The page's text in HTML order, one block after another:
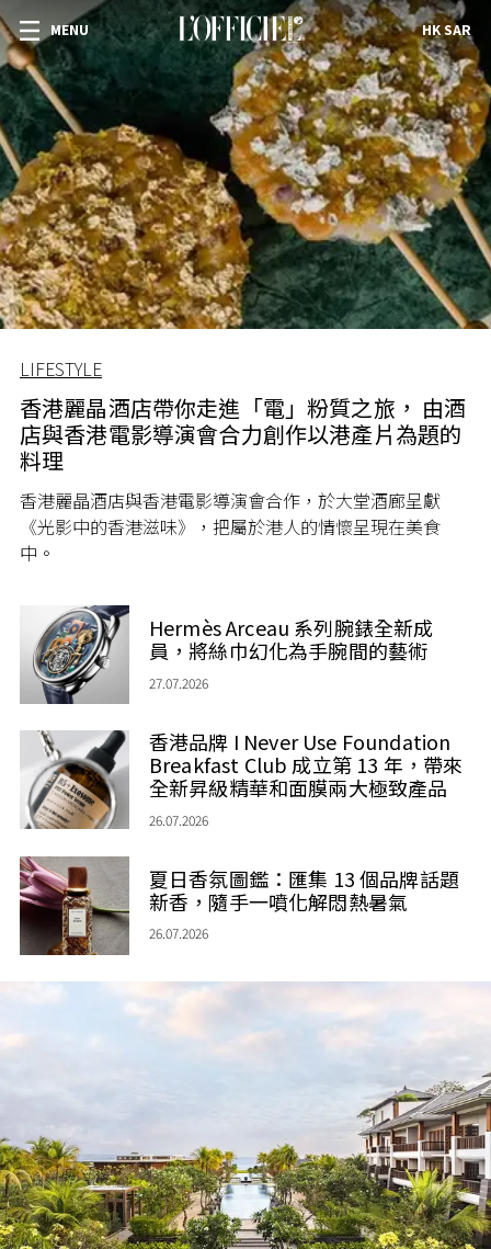
MENU HK SAR
LIFESTYLE
香港麗晶酒店帶你走進「電」粉質之旅， 由酒
店與香港電影導演會合力創作以港產片為題的
料理
香港麗晶酒店與香港電影導演會合作，於大堂酒廊呈獻
《光影中的香港滋味》，把屬於港人的情懷呈現在美食
中。
Hermès Arceau 系列腕錶全新成
員，將絲巾幻化為手腕間的藝術
27.07.2026
香港品牌 I Never Use Foundation
Breakfast Club 成立第 13 年，帶來
全新昇級精華和面膜兩大極致產品
26.07.2026
夏日香氛圖鑑：匯集 13 個品牌話題
新香，隨手一噴化解悶熱暑氣
26.07.2026